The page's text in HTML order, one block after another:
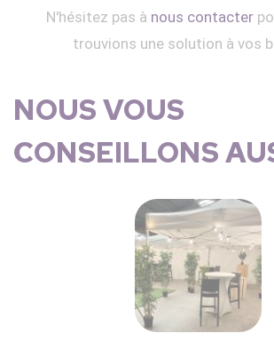
N'hésitez pas à nous contacter
trouvions une solution à vos
NOUS VOUS
CONSEILLONS